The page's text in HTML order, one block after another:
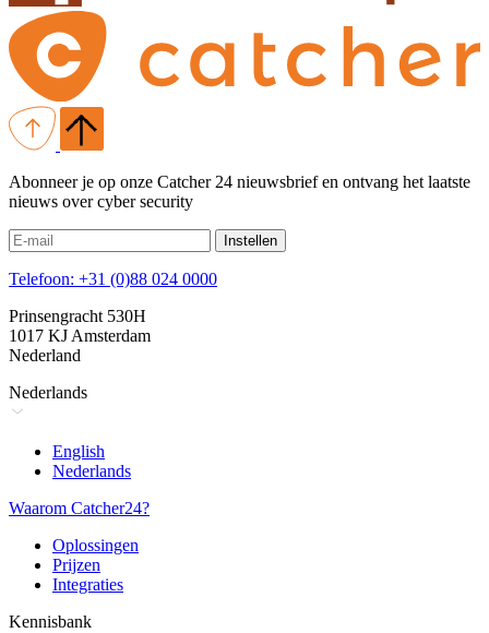
Abonneer je op onze Catcher 24 nieuwsbrief en ontvang het laatste
nieuws over cyber security
Instellen
Telefoon: +31 (0)88 024 0000
Prinsengracht 530H
1017 KJ Amsterdam
Nederland
Nederlands
English
Nederlands
Waarom Catcher24?
Oplossingen
Prijzen
Integraties
Kennisbank